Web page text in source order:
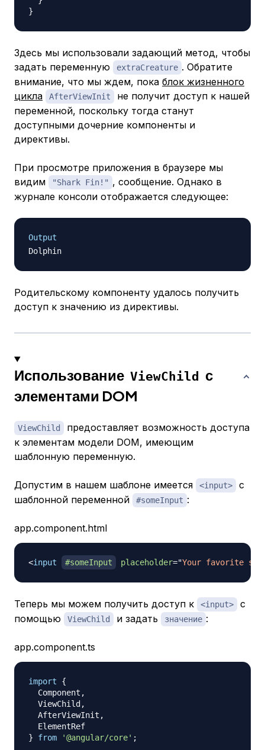
}
Здесь мы использовали задающий метод, чтобы
задать переменную
extraCreature . Обратите
внимание, что мы ждем, пока блок жизненного
цикла
AfterViewInit
не получит доступ к нашей
переменной, поскольку тогда станут
доступными дочерние компоненты и
директивы.
При просмотре приложения в браузере мы
видим
"Shark Fin!" , сообщение. Однако в
журнале консоли отображается следующее:
Output
Родительскому компоненту удалось получить
доступ к значению из директивы.
Использование ViewChild
с
элементами DOM
ViewChild
предоставляет возможность доступа
к элементам модели DOM, имеющим
шаблонную переменную.
Допустим в нашем шаблоне имеется <input>
с
шаблонной переменной
#someInput :
app.component.html
<input #someInput placeholder="Your favorite
Теперь мы можем получить доступ к <input>
с
помощью
ViewChild и задать значение :
app.component.ts
import
{
  Component
,
  ViewChild
,
  AfterViewInit
,
}
from '@angular/core' ;